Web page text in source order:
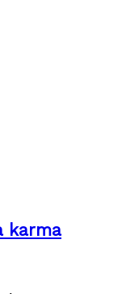
karma